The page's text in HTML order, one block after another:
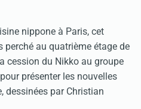
nippone à Paris, cet
au quatrième étage de
cession du Nikko au groupe
présenter les nouvelles
dessinées par Christian